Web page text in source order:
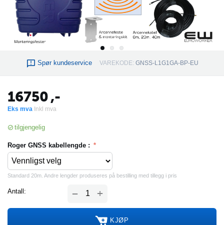
Spør kundeservice VAREKODE: GNSS-L1G1GA-BP-EU
16750,-
Eks mva Inkl mva
tilgjengelig
Roger GNSS kabellengde :
Standard 20m. Andre lengder produseres på bestilling med tillegg i pris
Antall: +
−
KJØP